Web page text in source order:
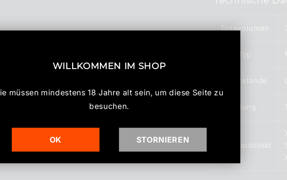
Tankvolumen
Coil-Typ
Widerstände
Befüllung
Kompatibilität
WILLKOMMEN IM SHOP
müssen mindestens 18 Jahre alt sein, um diese Seite zu
besuchen.
OK STORNIEREN